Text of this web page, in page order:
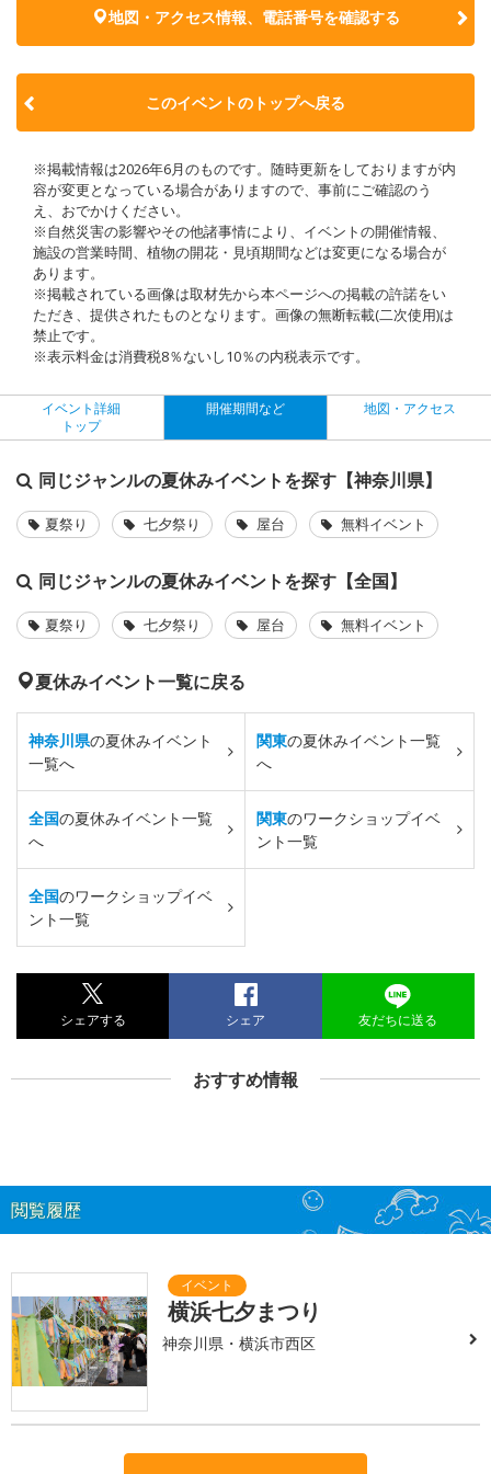
地図・アクセス情報、電話番号を確認する
このイベントのトップへ戻る
※掲載情報は2026年6月のものです。随時更新をしておりますが内
容が変更となっている場合がありますので、事前にご確認のう
え、おでかけください。
※自然災害の影響やその他諸事情により、イベントの開催情報、
施設の営業時間、植物の開花・見頃期間などは変更になる場合が
あります。
※掲載されている画像は取材先から本ページへの掲載の許諾をい
ただき、提供されたものとなります。画像の無断転載(二次使用)は
禁止です。
※表示料金は消費税8％ないし10％の内税表示です。
イベント詳細
トップ
開催期間など 地図・アクセス
同じジャンルの夏休みイベントを探す【神奈川県】
夏祭り 七夕祭り 屋台 無料イベント
同じジャンルの夏休みイベントを探す【全国】
夏祭り 七夕祭り 屋台 無料イベント
夏休みイベント一覧に戻る
神奈川県の夏休みイベント
一覧へ
関東の夏休みイベント一覧
へ
全国の夏休みイベント一覧
へ
関東のワークショップイベ
ント一覧
全国のワークショップイベ
ント一覧
シェアする シェア 友だちに送る
おすすめ情報
閲覧履歴
横浜七夕まつり
神奈川県・横浜市西区